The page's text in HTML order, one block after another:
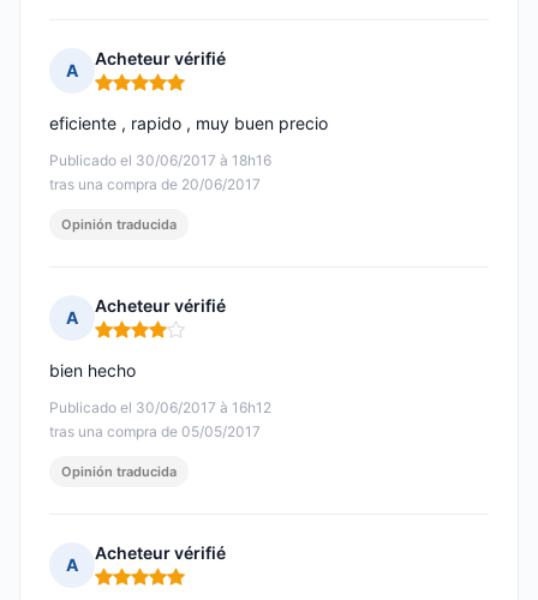
A
Acheteur vérifié
Nota: 5 de 5
Publicado el 30/06/2017 à 18h16
tras una compra de 20/06/2017
eficiente , rapido , muy buen precio
Opinión traducida
A
Acheteur vérifié
Nota: 4 de 5
Publicado el 30/06/2017 à 16h12
tras una compra de 05/05/2017
bien hecho
Opinión traducida
A
Acheteur vérifié
Nota: 5 de 5